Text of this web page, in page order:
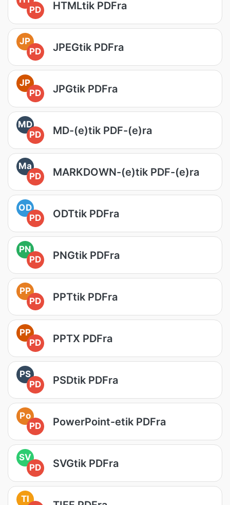
PD
HTMLtik PDFra
JP
PD
JPEGtik PDFra
JP
PD
JPGtik PDFra
MD
PD
MD-(e)tik PDF-(e)ra
Ma
PD
MARKDOWN-(e)tik PDF-(e)ra
OD
PD
ODTtik PDFra
PN
PD
PNGtik PDFra
PP
PD
PPTtik PDFra
PP
PD
PPTX PDFra
PS
PD
PSDtik PDFra
Po
PD
PowerPoint-etik PDFra
SV
PD
SVGtik PDFra
TI